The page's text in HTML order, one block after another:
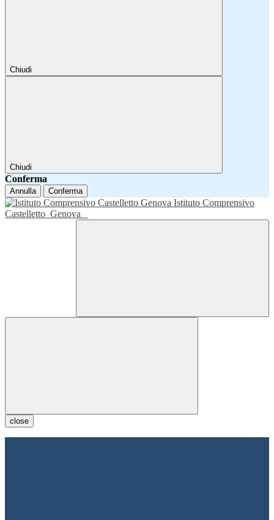
Chiudi
Chiudi
Conferma
Annulla Conferma
Istituto Comprensivo
Castelletto Genova
close